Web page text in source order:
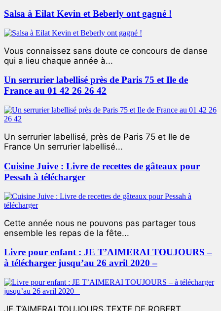
Salsa à Eilat Kevin et Beberly ont gagné !
Vous connaissez sans doute ce concours de danse
qui a lieu chaque année à...
Un serrurier labellisé près de Paris 75 et Ile de
France au 01 42 26 26 42
Un serrurier labellisé, près de Paris 75 et Ile de
France Un serrurier labellisé...
Cuisine Juive : Livre de recettes de gâteaux pour
Pessah à télécharger
Cette année nous ne pouvons pas partager tous
ensemble les repas de la fête...
Livre pour enfant : JE T’AIMERAI TOUJOURS –
à télécharger jusqu’au 26 avril 2020 –
JE T’AIMERAI TOUJOURS TEXTE DE ROBERT